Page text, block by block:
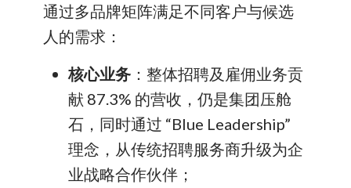
通过多品牌矩阵满足不同客户与候选
人的需求：
核心业务：整体招聘及雇佣业务贡
献 87.3% 的营收，仍是集团压舱
石，同时通过 “Blue Leadership”
理念，从传统招聘服务商升级为企
业战略合作伙伴；